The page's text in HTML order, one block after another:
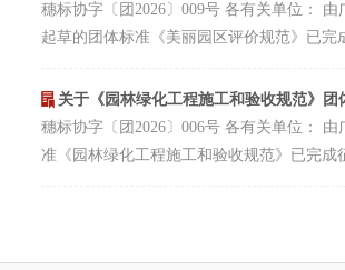
穗标协字〔团2026〕009号 各有关单位：
起草的团体标准《美丽园区评价规范》已
关于《园林绿化工程施工和验收规范》团
穗标协字〔团2026〕006号 各有关单位：
准《园林绿化工程施工和验收规范》已完